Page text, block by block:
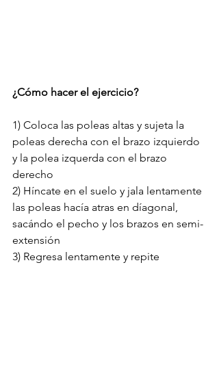
¿Cómo hacer el ejercicio?
1) Coloca las poleas altas y sujeta la
poleas derecha con el brazo izquierdo
y la polea izquerda con el brazo
derecho
2) Híncate en el suelo y jala lentamente
las poleas hacía atras en díagonal,
sacándo el pecho y los brazos en semi-
extensión
3) Regresa lentamente y repite